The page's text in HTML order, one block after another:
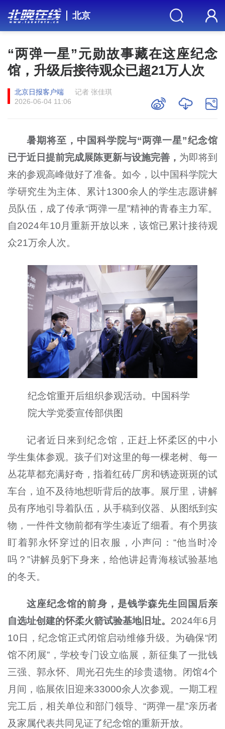
北京
“两弹一星”元勋故事藏在这座纪念
馆，升级后接待观众已超21万人次
北京日报客户端
记者 张佳琪
2026-06-04 11:06
暑期将至，中国科学院与“两弹一星”纪念馆
已于近日提前完成展陈更新与设施完善， 为即将到
来的参观高峰做好了准备。如今，以中国科学院大
学研究生为主体、累计1300余人的学生志愿讲解
员队伍，成了传承“两弹一星”精神的青春主力军。
自2024年10月重新开放以来，该馆已累计接待观
众21万余人次。
纪念馆重开后组织参观活动。中国科学
院大学党委宣传部供图
记者近日来到纪念馆，正赶上怀柔区的中小
学生集体参观。孩子们对这里的每一棵老树、每一
丛花草都充满好奇，指着红砖厂房和锈迹斑斑的试
车台，迫不及待地想听背后的故事。展厅里，讲解
员有序地引导着队伍，从手稿到仪器、从图纸到实
物，一件件文物前都有学生凑近了细看。有个男孩
盯着郭永怀穿过的旧衣服，小声问：“他当时冷
吗？”讲解员躬下身来，给他讲起青海核试验基地
的冬天。
这座纪念馆的前身，是钱学森先生回国后亲
自选址创建的怀柔火箭试验基地旧址。 2024年6月
10日，纪念馆正式闭馆启动维修升级。为确保“闭
馆不闭展”，学校专门设立临展，新征集了一批钱
三强、郭永怀、周光召先生的珍贵遗物。闭馆4个
月间，临展依旧迎来33000余人次参观。一期工程
完工后，相关单位和部门领导、“两弹一星”亲历者
及家属代表共同见证了纪念馆的重新开放。